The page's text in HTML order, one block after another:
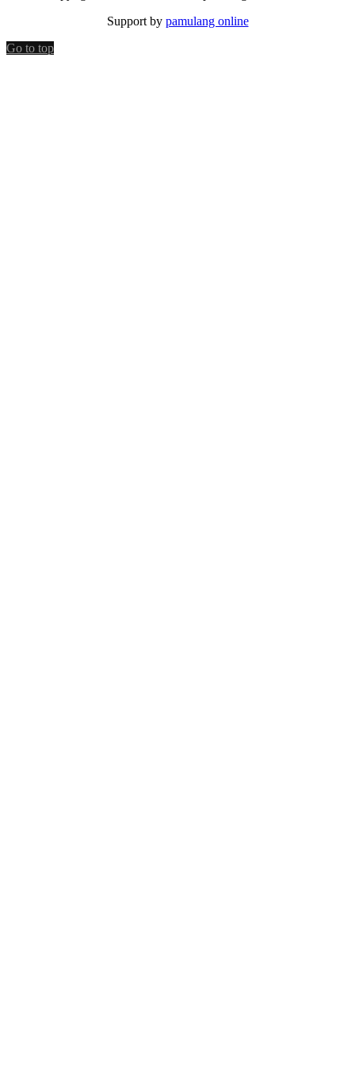
Support by pamulang online
Go to top